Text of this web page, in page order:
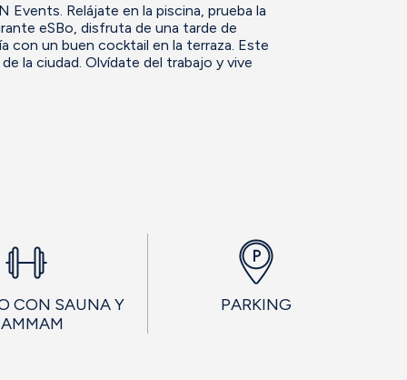
Relájate en la piscina, prueba la
eSBo, disfruta de una tarde de
con un buen cocktail en la terraza. Este
la ciudad. Olvídate del trabajo y vive
CON SAUNA Y
PARKING